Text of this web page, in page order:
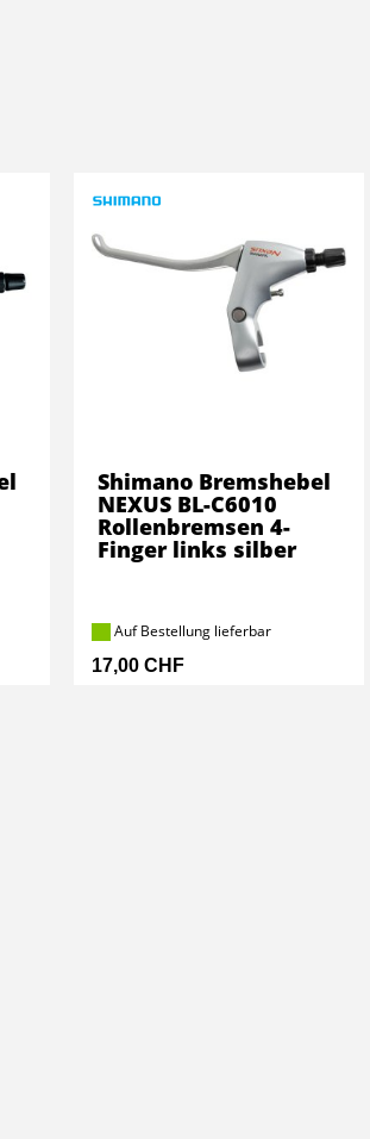
Auf Bestellung lieferbar
17,00 CHF
Shimano Bremshebel
NEXUS BL-C6010
Rollenbremsen 4-
Finger links silber